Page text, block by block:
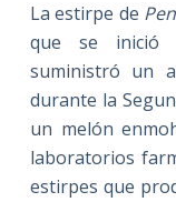
La estirpe de
que se inició
suministró un
durante la
un melón
laboratorios
estirpes que